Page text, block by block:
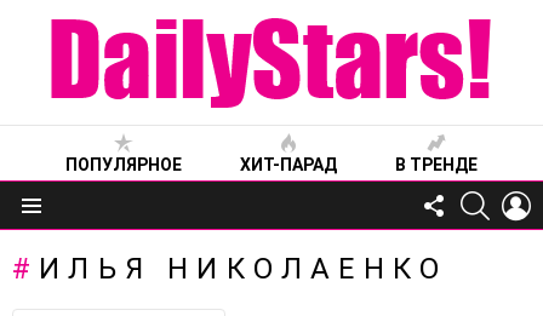
ПОПУЛЯРНОЕ ХИТ-ПАРАД В ТРЕНДЕ
Меню
FOLLOW
US
ИЛЬЯ НИКОЛАЕНКО